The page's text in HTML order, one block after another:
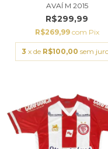
AVAÍ M 2015
R$299,99
R$269,99 com Pix
3 x de R$100,00 sem